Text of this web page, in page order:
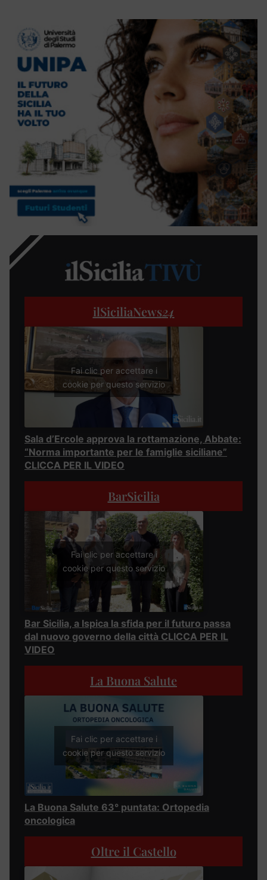
ilSiciliaNews24
Fai clic per accettare i
cookie per questo servizio
Sala d’Ercole approva la rottamazione, Abbate:
“Norma importante per le famiglie siciliane”
CLICCA PER IL VIDEO
BarSicilia
Fai clic per accettare i
cookie per questo servizio
Bar Sicilia, a Ispica la sfida per il futuro passa
dal nuovo governo della città CLICCA PER IL
VIDEO
La Buona Salute
Fai clic per accettare i
cookie per questo servizio
La Buona Salute 63° puntata: Ortopedia
oncologica
Oltre il Castello